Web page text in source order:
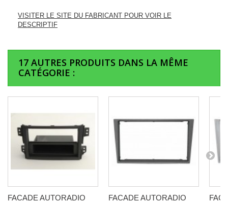
VISITER LE SITE DU FABRICANT POUR VOIR LE
DESCRIPTIF
17 AUTRES PRODUITS DANS LA MÊME
CATÉGORIE :
FACADE AUTORADIO
FACADE AUTORADIO